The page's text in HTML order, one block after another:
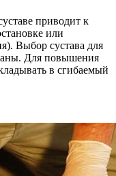
приводит к
или
Выбор сустава для
Для повышения
в сгибаемый